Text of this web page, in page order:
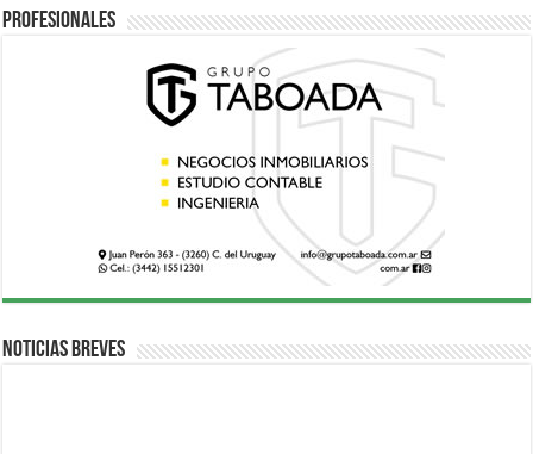
Profesionales
Noticias breves